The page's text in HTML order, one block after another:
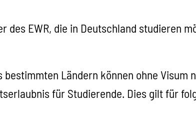
des EWR, die in Deutschland studieren
Ländern können ohne Visum
für Studierende. Dies gilt für